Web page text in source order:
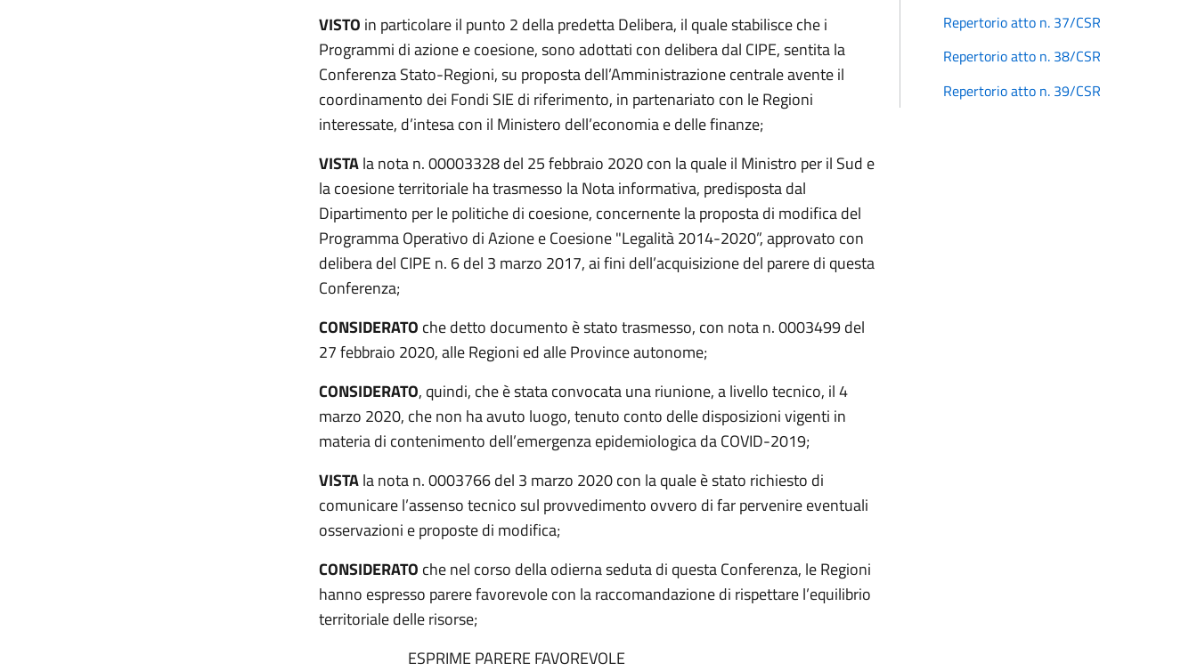
VISTO in particolare il punto 2 della predetta Delibera, il quale stabilisce che i
Programmi di azione e coesione, sono adottati con delibera dal CIPE, sentita la
Conferenza Stato-Regioni, su proposta dell’Amministrazione centrale avente il
coordinamento dei Fondi SIE di riferimento, in partenariato con le Regioni
interessate, d’intesa con il Ministero dell’economia e delle finanze;
VISTAla nota n. 00003328 del 25 febbraio 2020 con la quale il Ministro per il Sud e
la coesione territoriale ha trasmesso la Nota informativa, predisposta dal
Dipartimento per le politiche di coesione, concernente la proposta di modifica del
Programma Operativo di Azione e Coesione "Legalità 2014-2020”, approvato con
delibera del CIPE n. 6 del 3 marzo 2017, ai fini dell’acquisizione del parere di questa
Conferenza;
CONSIDERATO che detto documento è stato trasmesso, con nota n. 0003499 del
27 febbraio 2020, alle Regioni ed alle Province autonome;
CONSIDERATO, quindi, che è stata convocata una riunione, a livello tecnico, il 4
marzo 2020, che non ha avuto luogo, tenuto conto delle disposizioni vigenti in
materia di contenimento dell’emergenza epidemiologica da COVID-2019;
VISTAla nota n. 0003766 del 3 marzo 2020 con la quale è stato richiesto di
comunicare l’assenso tecnico sul provvedimento ovvero di far pervenire eventuali
osservazioni e proposte di modifica;
CONSIDERATO che nel corso della odierna seduta di questa Conferenza, le Regioni
hanno espresso parere favorevole con la raccomandazione di rispettare l’equilibrio
territoriale delle risorse;
ESPRIME PARERE FAVOREVOLE
Repertorio atto n. 37/CSR
Repertorio atto n. 38/CSR
Repertorio atto n. 39/CSR